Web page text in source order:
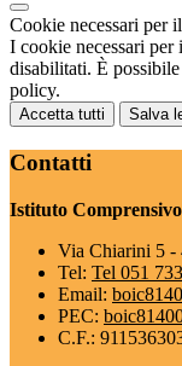
Cookie necessari per
I cookie necessari per
disabilitati. È
policy.
Accetta tutti Salva
Contatti
Istituto
Via Chiarini 5 -
Tel: Tel 051
Email:
PEC:
C.F.: